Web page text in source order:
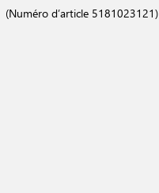
(Numéro d’article 5181023121)